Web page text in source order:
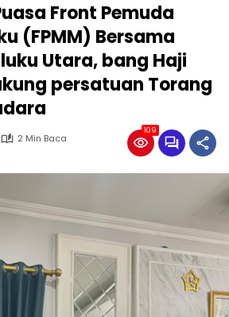
Front Pemuda
(FPMM) Bersama
Utara, bang Haji
persatuan Torang
2 Min Baca
109